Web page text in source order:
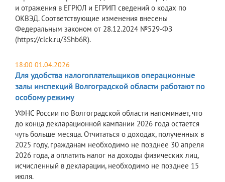
и отражения в ЕГРЮЛ и ЕГРИП сведений о кодах по
ОКВЭД. Соответствующие изменения внесены
Федеральным законом от 28.12.2024 №529-ФЗ
(https://clck.ru/3Shb6R).
18:00 01.04.2026
Для удобства налогоплательщиков операционные
залы инспекций Волгоградской области работают по
особому режиму
УФНС России по Волгоградской области напоминает, что
до конца декларационной кампании 2026 года остается
чуть больше месяца. Отчитаться о доходах, полученных в
2025 году, гражданам необходимо не позднее 30 апреля
2026 года, а оплатить налог на доходы физических лиц,
исчисленный в декларации, необходимо не позднее 15
июля.